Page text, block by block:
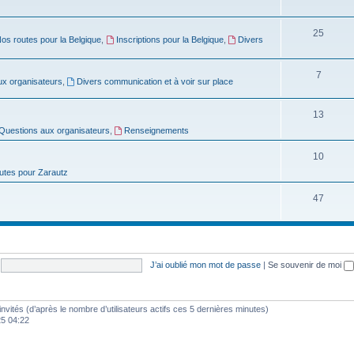
s
j
t
s
routes pour la Belgique, Inscriptions pour la Belgique,
Divers
25
organisateurs Divers communication et à voir sur place
7S
j
t
aux organisateurs Renseignements
13
j
pour Zarautz
10S
47
s
J’ai oublié mon mot de passe | Se souvenir de moi
(d’après le nombre d’utilisateurs actifs ces 5 dernières minutes)
04:22